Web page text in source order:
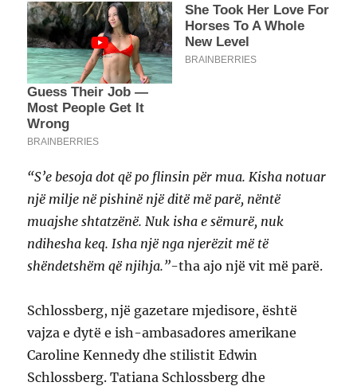
“S’e besoja dot që po flinsin për mua. Kisha notuar
një milje në pishinë një ditë më parë, nëntë
muajshe shtatzënë. Nuk isha e sëmurë, nuk
ndihesha keq. Isha një nga njerëzit më të
shëndetshëm që njihja.”-tha ajo një vit më parë.
Schlossberg, një gazetare mjedisore, është
vajza e dytë e ish-ambasadores amerikane
Caroline Kennedy dhe stilistit Edwin
Schlossberg. Tatiana Schlossberg dhe